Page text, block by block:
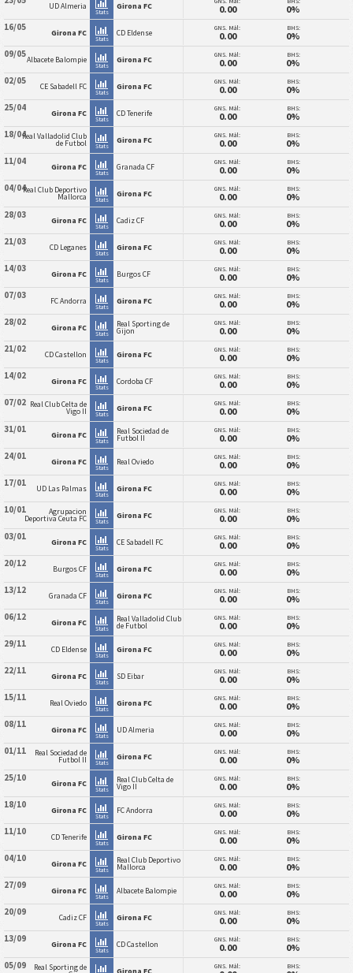
UD Almeria
Stats
Girona FC 0.00 0%
16/05 Girona FC
Stats
CD Eldense GNS. Mål:
0.00
BHS:
0%
09/05Albacete Balompie
Stats
Girona FC GNS. Mål:
0.00
BHS:
0%
02/05 CE Sabadell FC
Stats
Girona FC GNS. Mål:
0.00
BHS:
0%
25/04 Girona FC
Stats
CD Tenerife GNS. Mål:
0.00
BHS:
0%
18/04Real Valladolid Club
de Futbol Stats
Girona FC GNS. Mål:
0.00
BHS:
0%
11/04 Girona FC
Stats
Granada CF GNS. Mål:
0.00
BHS:
0%
04/04Real Club Deportivo
Mallorca Stats
Girona FC GNS. Mål:
0.00
BHS:
0%
28/03 Girona FC
Stats
Cadiz CF GNS. Mål:
0.00
BHS:
0%
21/03 CD Leganes
Stats
Girona FC GNS. Mål:
0.00
BHS:
0%
14/03 Girona FC
Stats
Burgos CF GNS. Mål:
0.00
BHS:
0%
07/03 FC Andorra
Stats
Girona FC GNS. Mål:
0.00
BHS:
0%
28/02 Girona FC
Stats
Real Sporting de
Gijon
GNS. Mål:
0.00
BHS:
0%
21/02 CD Castellon
Stats
Girona FC GNS. Mål:
0.00
BHS:
0%
14/02 Girona FC
Stats
Cordoba CF GNS. Mål:
0.00
BHS:
0%
07/02 Real Club Celta de
Vigo II Stats
Girona FC GNS. Mål:
0.00
BHS:
0%
31/01 Girona FC
Stats
Real Sociedad de
Futbol II
GNS. Mål:
0.00
BHS:
0%
24/01 Girona FC
Stats
Real Oviedo GNS. Mål:
0.00
BHS:
0%
17/01 UD Las Palmas
Stats
Girona FC GNS. Mål:
0.00
BHS:
0%
10/01 Agrupacion
Deportiva Ceuta FC Stats
Girona FC GNS. Mål:
0.00
BHS:
0%
03/01 Girona FC
Stats
CE Sabadell FC GNS. Mål:
0.00
BHS:
0%
20/12 Burgos CF
Stats
Girona FC GNS. Mål:
0.00
BHS:
0%
13/12 Granada CF
Stats
Girona FC GNS. Mål:
0.00
BHS:
0%
06/12 Girona FC
Stats
Real Valladolid Club
de Futbol
GNS. Mål:
0.00
BHS:
0%
29/11 CD Eldense
Stats
Girona FC GNS. Mål:
0.00
BHS:
0%
22/11 Girona FC
Stats
SD Eibar GNS. Mål:
0.00
BHS:
0%
15/11 Real Oviedo
Stats
Girona FC GNS. Mål:
0.00
BHS:
0%
08/11 Girona FC
Stats
UD Almeria GNS. Mål:
0.00
BHS:
0%
01/11 Real Sociedad de
Futbol II Stats
Girona FC GNS. Mål:
0.00
BHS:
0%
25/10 Girona FC
Stats
Real Club Celta de
Vigo II
GNS. Mål:
0.00
BHS:
0%
18/10 Girona FC
Stats
FC Andorra GNS. Mål:
0.00
BHS:
0%
11/10 CD Tenerife
Stats
Girona FC GNS. Mål:
0.00
BHS:
0%
04/10 Girona FC
Stats
Real Club Deportivo
Mallorca
GNS. Mål:
0.00
BHS:
0%
27/09 Girona FC
Stats
Albacete Balompie GNS. Mål:
0.00
BHS:
0%
20/09 Cadiz CF
Stats
Girona FC GNS. Mål:
0.00
BHS:
0%
13/09 Girona FC
Stats
CD Castellon GNS. Mål:
0.00
BHS:
0%
05/09 Real Sporting de Girona FC GNS. Mål: BHS: